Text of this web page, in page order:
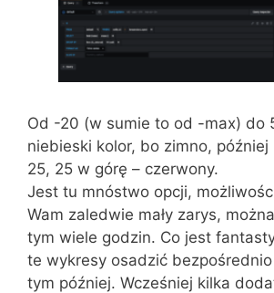
Od -20 (w sumie to od -max) do
niebieski kolor, bo zimno,
25, 25 w górę – czerwony.
Jest tu mnóstwo opcji,
Wam zaledwie mały zarys,
tym wiele godzin. Co jest
te wykresy osadzić
tym później. Wcześniej kilka